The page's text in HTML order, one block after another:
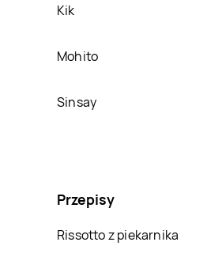
Kik
Mohito
Sinsay
Przepisy
Rissotto z piekarnika